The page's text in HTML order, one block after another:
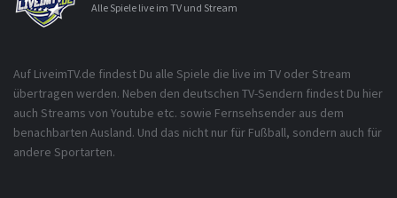
Alle Spiele live im TV und Stream
Auf LiveimTV.de findest Du alle Spiele die live im TV oder Stream
übertragen werden. Neben den deutschen TV-Sendern findest Du hier
auch Streams von Youtube etc. sowie Fernsehsender aus dem
benachbarten Ausland. Und das nicht nur für Fußball, sondern auch für
andere Sportarten.